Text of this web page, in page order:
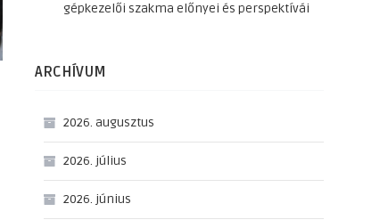
gépkezelői szakma előnyei és perspektívái
ARCHÍVUM
2026. augusztus
2026. július
2026. június